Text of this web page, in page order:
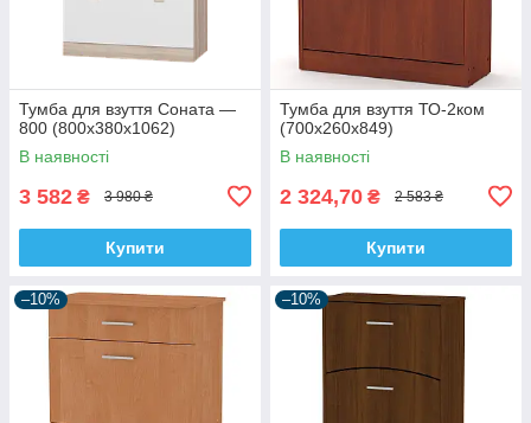
Тумба для взуття Соната —
800 (800х380х1062)
В наявності
3 582 ₴ 3 980 ₴
Купити
Тумба для взуття ТО-2ком
(700х260х849)
В наявності
2 324,70 ₴ 2 583 ₴
Купити
–10% –10%